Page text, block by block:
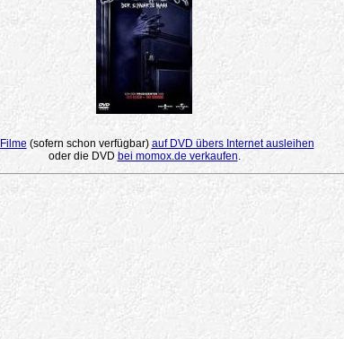
Filme(sofern schon verfügbar) auf DVD übers Internet ausleihen
oder die DVD bei momox.de verkaufen.